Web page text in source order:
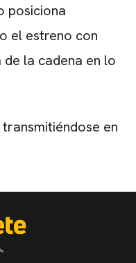
posiciona
el estreno con
la cadena en lo
en